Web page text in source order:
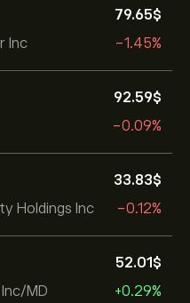
Inc
79.65‎$‎
-1.45%
92.59‎$‎
-0.09%
Holdings Inc
33.83‎$‎
-0.12%
MD
52.01‎$‎
+0.29%